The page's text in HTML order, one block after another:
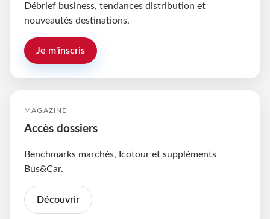
Débrief business, tendances distribution et
nouveautés destinations.
Je m'inscris
MAGAZINE
Accès dossiers
Benchmarks marchés, Icotour et suppléments
Bus&Car.
Découvrir